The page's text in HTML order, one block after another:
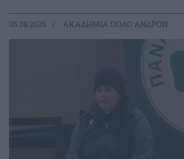
05.08.2026 ΑΚΑΔΗΜΙΑ ΠΟΛΟ ΑΝΔΡΩΝ